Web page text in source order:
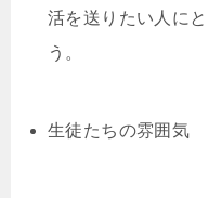
活を送りたい人に
う。
生徒たちの雰囲気